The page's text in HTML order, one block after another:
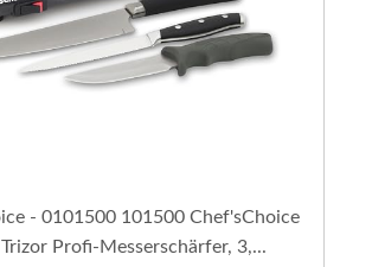
- 0101500 101500 Chef'sChoice
Profi-Messerschärfer, 3,...